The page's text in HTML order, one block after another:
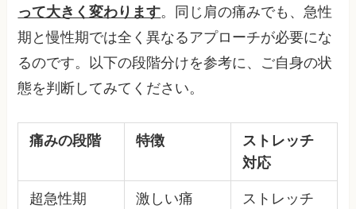
って大きく変わります。同じ肩の痛みでも、急性
期と慢性期では全く異なるアプローチが必要にな
るのです。以下の段階分けを参考に、ご自身の状
態を判断してみてください。
痛みの段階 特徴
ストレッチ
対応
超急性期 激しい痛 ストレッチ